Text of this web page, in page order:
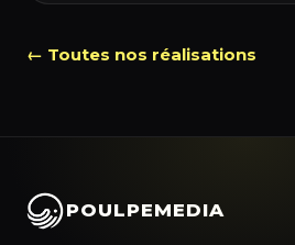
← Toutes nos réalisations
POULPEMEDIA